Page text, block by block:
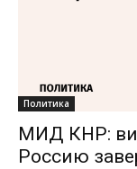
Политика
МИД КНР:
Россию